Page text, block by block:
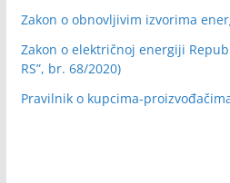
Zakon o obnovljivim izvorima
Zakon o električnoj energiji
RS”, br. 68/2020)
Pravilnik o kupcima-